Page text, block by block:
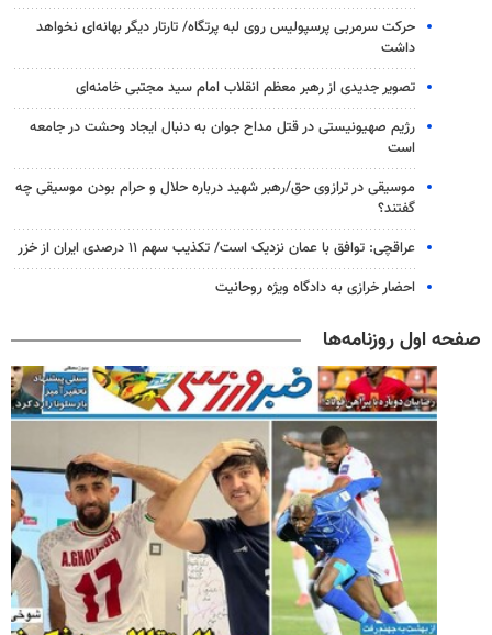
حرکت سرمربی پرسپولیس روی لبه پرتگاه/ تارتار دیگر بهانه‌ای نخواهد
داشت
تصویر جدیدی از رهبر معظم انقلاب امام سید مجتبی خامنه‌ای
رژیم صهیونیستی در قتل مداح جوان به دنبال ایجاد وحشت در جامعه
است
موسیقی در ترازوی حق/رهبر شهید درباره حلال و حرام بودن موسیقی چه
گفتند؟
عراقچی: توافق با عمان نزدیک است/ تکذیب سهم ۱۱ درصدی ایران از خزر
احضار خرازی به دادگاه ویژه روحانیت
صفحه اول روزنامه‌ها